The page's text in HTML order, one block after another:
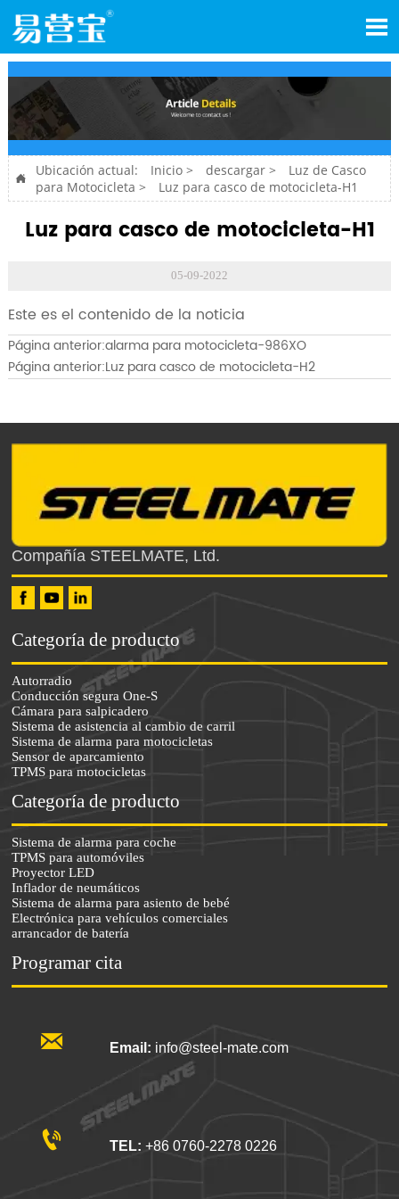

 Ubicación actual: Inicio> descargar>
Luz de Casco
para Motocicleta > Luz para casco de motocicleta-H1
Luz para casco de motocicleta-H1
05-09-2022
Este es el contenido de la noticia
Página anterior:alarma para motocicleta-986XO
Página anterior:Luz para casco de motocicleta-H2
Compañía STEELMATE, Ltd.
Categoría de producto
Autorradio
Conducción segura One-S
Cámara para salpicadero
Sistema de asistencia al cambio de carril
Sistema de alarma para motocicletas
Sensor de aparcamiento
TPMS para motocicletas
Categoría de producto
Sistema de alarma para coche
TPMS para automóviles
Proyector LED
Inflador de neumáticos
Sistema de alarma para asiento de bebé
Electrónica para vehículos comerciales
arrancador de batería
Programar cita
 Email: info@steel-mate.com
 TEL: +86 0760-2278 0226